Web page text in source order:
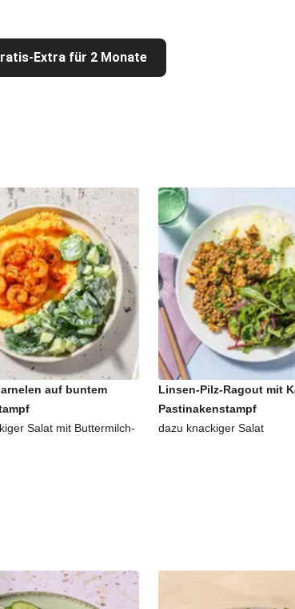
Extra für 2 Monate
auf buntem
Salat mit Buttermilch-
Linsen-Pilz-Ragout mit
Pastinakenstampf
dazu knackiger Salat